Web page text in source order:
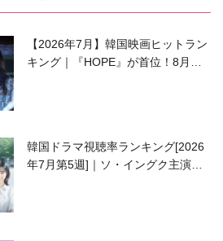
【2026年7月】韓国映画ヒットラン
キング｜『HOPE』が首位！8月公
韓国ドラマ視聴率ランキング[2026
年7月第5週]｜ソ・イングク主演の